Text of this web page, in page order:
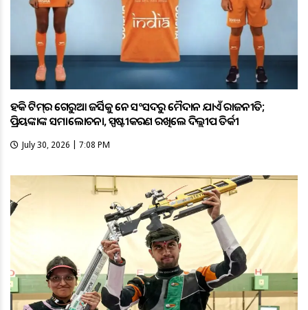
ହକି ଟିମ୍‌ର ଗେରୁଆ ଜର୍ସିକୁ ନେଇ ସଂସଦରୁ ମୈଦାନ ଯାଏଁ ରାଜନୀତି;
ପ୍ରିୟଙ୍କାଙ୍କ ସମାଲୋଚନା, ସ୍ପଷ୍ଟୀକରଣ ରଖିଲେ ଦିଲ୍ଲୀପ ତିର୍କୀ
July 30, 2026 | 7:08 PM